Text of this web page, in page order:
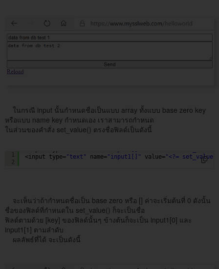
ในกรณี input นั้นกำหนดชื่อเป็นแบบ array ทั้งแบบ base zero key
หรือแบบ name key กำหนดเอง เราสามารถกำหนด
ในส่วนของคำสั่ง set_value() ตรงชื่อฟิลด์เป็นดังนี้
1
2
<input type="text" name="input1[]" value="<?=
จะเห็นว่าถ้ากำหนดชื่อเป็น base zero หรือ [] ค่าจะเริ่มต้นที่ 0 ดังนั้น
ชื่อของฟิลด์ที่กำหนดใน set_value() ก็จะเป็นชื่อ
ฟิลด์ตามด้วย [key] ของฟิลด์นั้นๆ ข้างต้นก็จะเป็น input1[0] และ
input1[1] ตามลำดับ
ผลลัพธ์ที่ได้ จะเป็นดังนี้